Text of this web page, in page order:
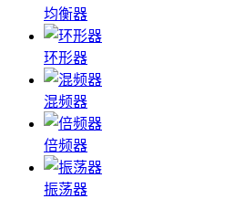
均衡器
环形器
混频器
倍频器
振荡器